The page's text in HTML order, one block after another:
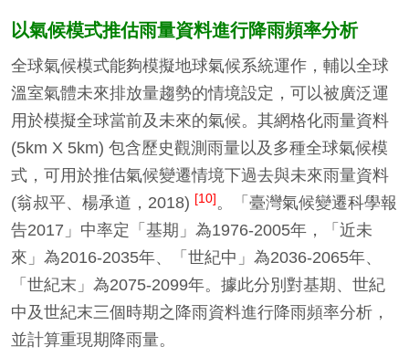
以氣候模式推估雨量資料進行降雨頻率分析
全球氣候模式能夠模擬地球氣候系統運作，輔以全球
溫室氣體未來排放量趨勢的情境設定，可以被廣泛運
用於模擬全球當前及未來的氣候。其網格化雨量資料
(5km X 5km) 包含歷史觀測雨量以及多種全球氣候模
式，可用於推估氣候變遷情境下過去與未來雨量資料
(翁叔平、楊承道，2018) [10]。「臺灣氣候變遷科學報
告2017」中率定「基期」為1976-2005年，「近未
來」為2016-2035年、「世紀中」為2036-2065年、
「世紀末」為2075-2099年。據此分別對基期、世紀
中及世紀末三個時期之降雨資料進行降雨頻率分析，
並計算重現期降雨量。